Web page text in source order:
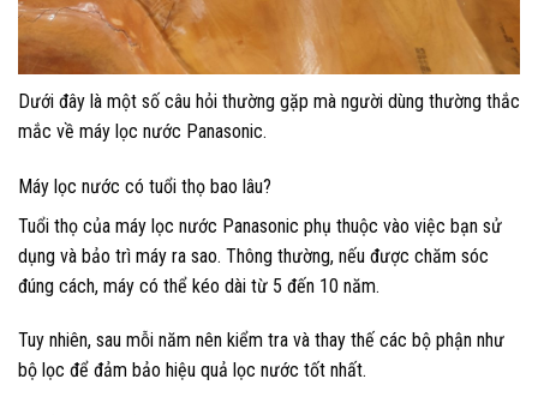
Dưới đây là một số câu hỏi thường gặp mà người dùng thường thắc
mắc về máy lọc nước Panasonic.
Máy lọc nước có tuổi thọ bao lâu?
Tuổi thọ của máy lọc nước Panasonic phụ thuộc vào việc bạn sử
dụng và bảo trì máy ra sao. Thông thường, nếu được chăm sóc
đúng cách, máy có thể kéo dài từ 5 đến 10 năm.
Tuy nhiên, sau mỗi năm nên kiểm tra và thay thế các bộ phận như
bộ lọc để đảm bảo hiệu quả lọc nước tốt nhất.